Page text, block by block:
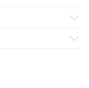
frakt til butikk,
identifisert som